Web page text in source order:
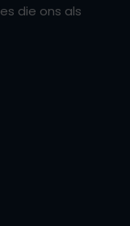
die ons als